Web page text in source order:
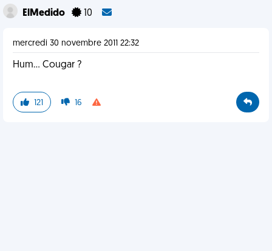
ElMedido 10
mercredi 30 novembre 2011 22:32
Hum... Cougar ?
121 16